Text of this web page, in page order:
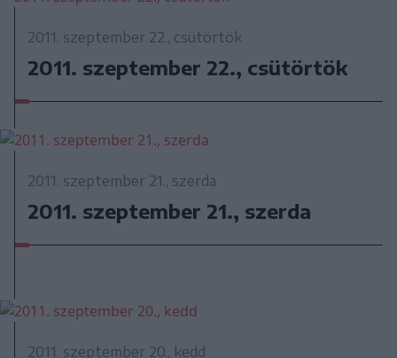
2011. szeptember 22., csütörtök
2011. szeptember 22., csütörtök
2011. szeptember 21., szerda
2011. szeptember 21., szerda
2011. szeptember 20., kedd